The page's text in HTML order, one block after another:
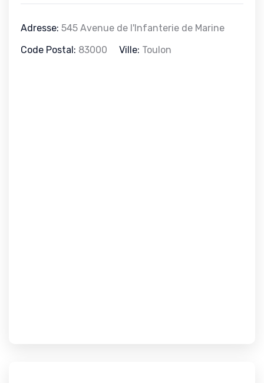
Adresse: 545 Avenue de l'Infanterie de Marine
Code Postal: 83000 Ville: Toulon